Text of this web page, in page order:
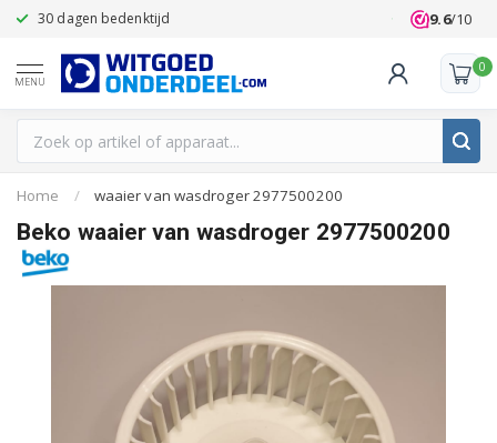
Klanten beoordelen ons met een 9,6 9.6/10
MENU
0
Home / waaier van wasdroger 2977500200
Beko waaier van wasdroger 2977500200